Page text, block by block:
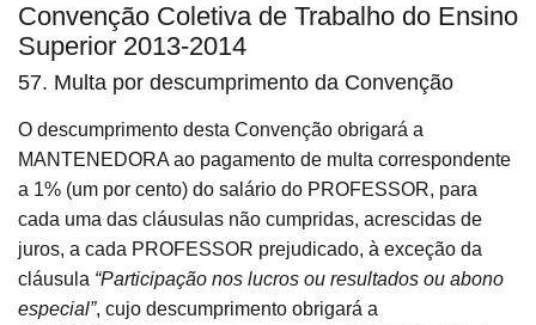
Convenção Coletiva de Trabalho do Ensino
Superior 2013-2014
57. Multa por descumprimento da Convenção
O descumprimento desta Convenção obrigará a
MANTENEDORA ao pagamento de multa correspondente
a 1% (um por cento) do salário do PROFESSOR, para
cada uma das cláusulas não cumpridas, acrescidas de
juros, a cada PROFESSOR prejudicado, à exceção da
cláusula “Participação nos lucros ou resultados ou abono
especial”, cujo descumprimento obrigará a